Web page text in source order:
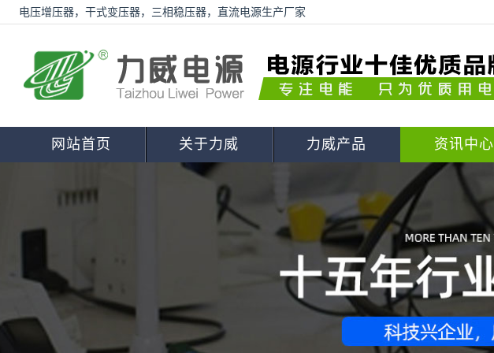
电压增压器，干式变压器，三相稳压器，直流电源生产厂家
网站首页 关于力威 力威产品 资讯中心